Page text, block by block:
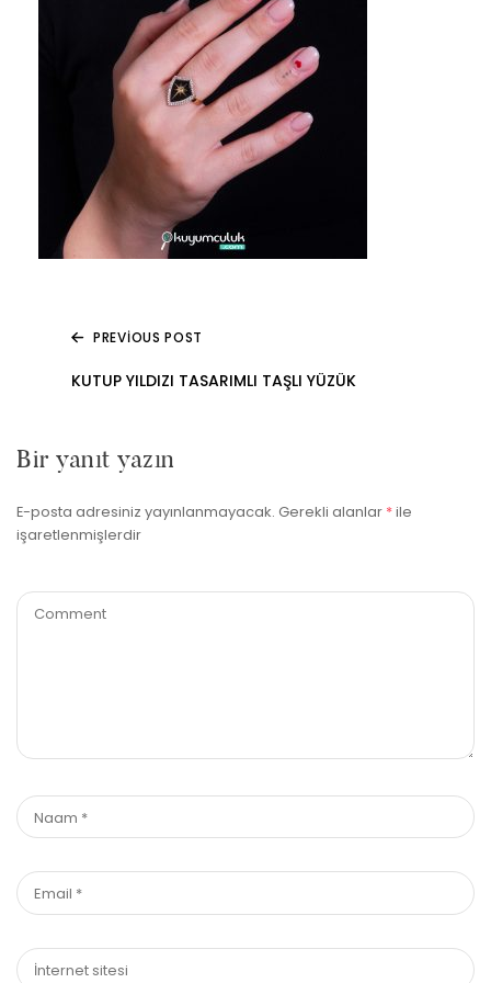
PREVIOUS POST
KUTUP YILDIZI TASARIMLI TAŞLI YÜZÜK
Bir yanıt yazın
E-posta adresiniz yayınlanmayacak. Gerekli alanlar *ile
işaretlenmişlerdir